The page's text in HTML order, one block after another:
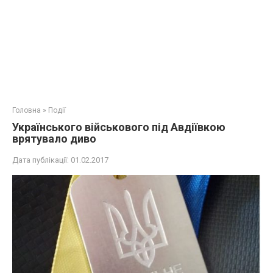
Головна » Події
Українського військового під Авдіївкою
врятувало диво
Дата публікації: 01.02.2017